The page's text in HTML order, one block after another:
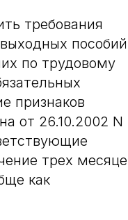
требования
по трудовому
признаков
от 26.10.2002 N
трех
как